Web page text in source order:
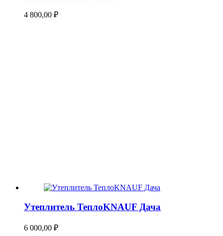
4 800,00 ₽
Утеплитель ТеплоKNAUF Дача
6 000,00 ₽